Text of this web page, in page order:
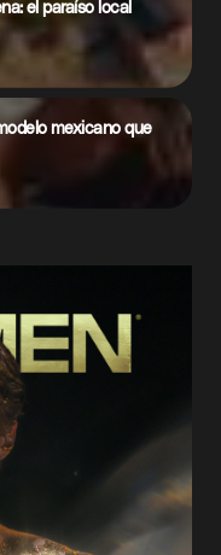
el paraíso local
mexicano que